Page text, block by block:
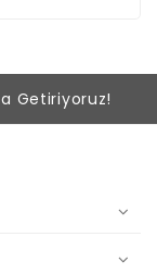
Getiriyoruz!